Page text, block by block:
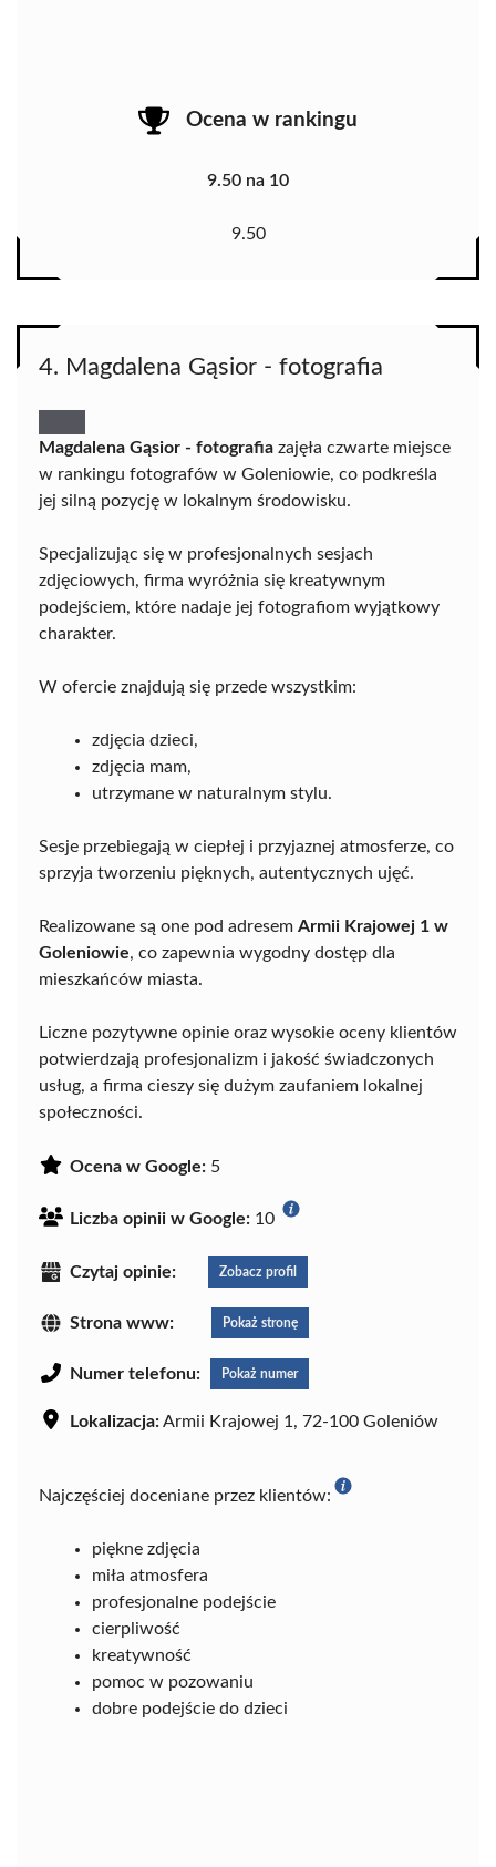
Ocena w rankingu
9.50 na 10
9.50
4. Magdalena Gąsior - fotografia
Magdalena Gąsior - fotografia zajęła czwarte miejsce
w rankingu fotografów w Goleniowie, co podkreśla
jej silną pozycję w lokalnym środowisku.
Specjalizując się w profesjonalnych sesjach
zdjęciowych, firma wyróżnia się kreatywnym
podejściem, które nadaje jej fotografiom wyjątkowy
charakter.
W ofercie znajdują się przede wszystkim:
zdjęcia dzieci,
zdjęcia mam,
utrzymane w naturalnym stylu.
Sesje przebiegają w ciepłej i przyjaznej atmosferze, co
sprzyja tworzeniu pięknych, autentycznych ujęć.
Realizowane są one pod adresem Armii Krajowej 1 w
Goleniowie, co zapewnia wygodny dostęp dla
mieszkańców miasta.
Liczne pozytywne opinie oraz wysokie oceny klientów
potwierdzają profesjonalizm i jakość świadczonych
usług, a firma cieszy się dużym zaufaniem lokalnej
społeczności.
Ocena w Google: 5
Liczba opinii w Google: 10
Czytaj opinie: Zobacz profil
Strona www: Pokaż stronę
Numer telefonu: Pokaż numer
Lokalizacja:Armii Krajowej 1, 72-100 Goleniów
Najczęściej doceniane przez klientów:
piękne zdjęcia
miła atmosfera
profesjonalne podejście
cierpliwość
kreatywność
pomoc w pozowaniu
dobre podejście do dzieci